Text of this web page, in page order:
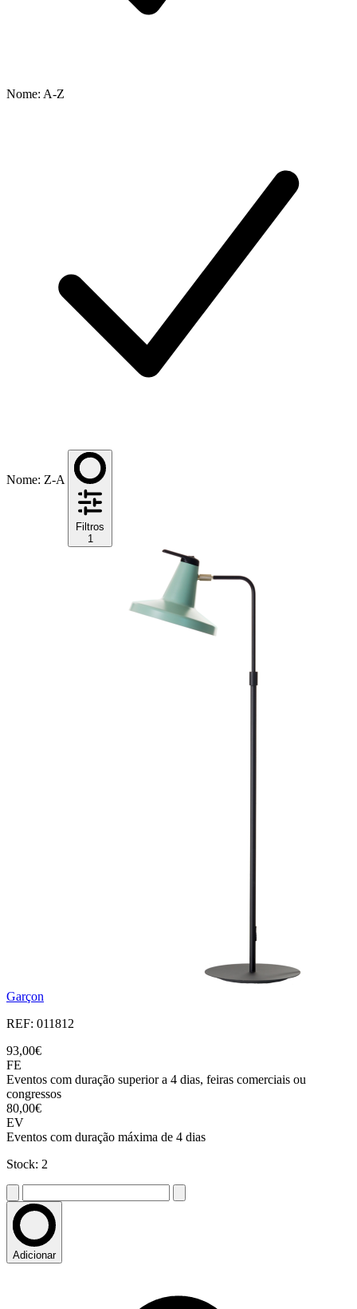
Nome: A-Z
Nome: Z-A
Filtros
1
Garçon
REF: 011812
93,00€
FE
Eventos com duração superior a 4 dias, feiras comerciais ou
congressos
80,00€
EV
Eventos com duração máxima de 4 dias
Stock: 2
Adicionar